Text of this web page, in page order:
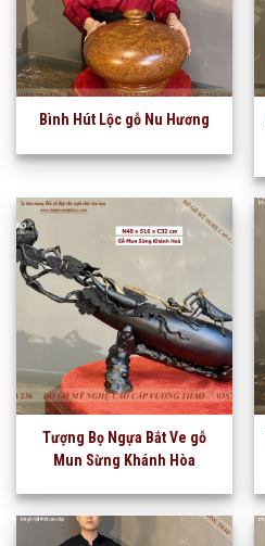
Bình Hút Lộc gỗ Nu Hương
Tượng Bọ Ngựa Bắt Ve gỗ
Mun Sừng Khánh Hòa